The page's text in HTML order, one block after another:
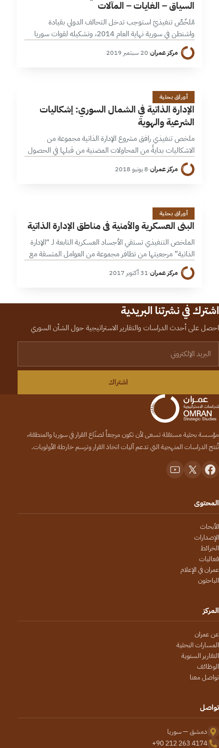
السياق – الغايات – المآلات
مُلخّصٌ تنفيذيّ استوجب تدخل التحالف الدولي بقيادة
واشنطن في سورية نهاية العام 2014، وتشكيله لقوات سوريا
الديمقراطية، إحداث تغييرات في طبيعة ” وحدات حماية الشعب
” عماد قوات ” قسد…
مركز عمران·20 سبتمبر 2019
ا
30 دقائق
أوراق بحثية
الإدارة الذاتية في الشمال السوري: إشكاليات
الشرعية والهوية
ملخص تنفيذي رافق مشروع الإدارة الذاتية مجموعة من
الاشكاليات بدايةً من المحاولات المضنية من قبلها في الحصول
على تقبلٍ مجتمعي واعتراف سياسي بمشروعها من قبل أي
طرفٍ من الأطراف المنخرطة…
مركز عمران·8 يونيو 2018
ا6 دقائق
أوراق بحثية
البنى العسكرية والأمنية في مناطق الإدارة الذاتية
الملخص التنفيذي تستقي الأجساد العسكرية التابعة لـ “الإدارة
الذاتية” مرجعيتها من تظافر مجموعة من العوامل المتسقة مع
طبيعة التوجه السياسي الشمولي للحزب المسيطر على تفاعلات
هذه الإدارة، أي لا تنبع…
مركز عمران·31 أكتوبر 2017
اشترك في نشرتنا البريدية
احصل على أحدث الدراسات والتقارير الاستراتيجية حول الشأن السوري
اشتراك
مؤسسة بحثية مستقلة تسعى لأن تكون مرجعاً لصنّاع القرار في سوريا والمنطقة،
تُنتج الدراسات المنهجية التي تدعم آليات اتخاذ القرار وترسم خارطة الأولويات.
المحتوى
الأبحاث
الإصدارات
الخرائط
فعاليات
عمران في الإعلام
الباحثون
المركز
عن عمران
المسارات البحثية
التقارير السنوية
الوظائف
تواصل معنا
تواصل
دمشق — سوريا
+90 212 263 4174